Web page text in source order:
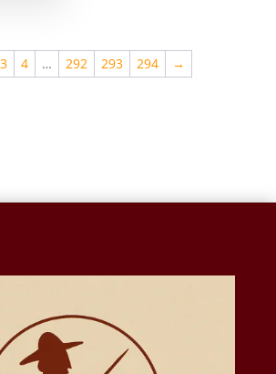
3 4 … 292 293 294 →